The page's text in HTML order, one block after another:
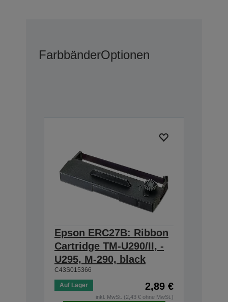
FarbbänderOptionen
Epson ERC27B: Ribbon
Cartridge TM-U290/II, -
U295, M-290, black
C43S015366
Auf Lager 2,89 €
inkl. MwSt. (2,43 € ohne MwSt.)